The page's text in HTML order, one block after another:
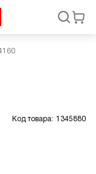
Код товара: 1345880